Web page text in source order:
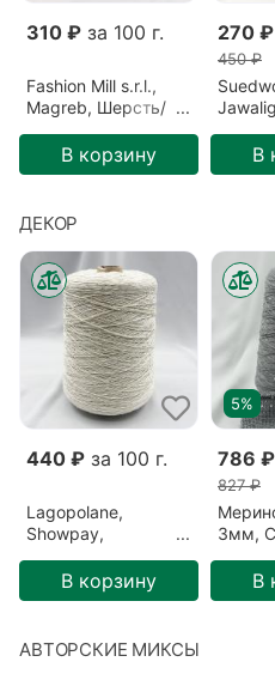
310 ₽ за 100 г.
Fashion Mill s.r.l.,
Magreb, Шерсть/
Розовый/Ягода
(26640)
В корзину
270 ₽
450 ₽
В
ДЕКОР
440 ₽ за 100 г.
Lagopolane,
Showpay,
Иные волокна/
Пайетки,
(51)
В корзину
5%
786 ₽
827 ₽
3мм,
серый
В
АВТОРСКИЕ МИКСЫ